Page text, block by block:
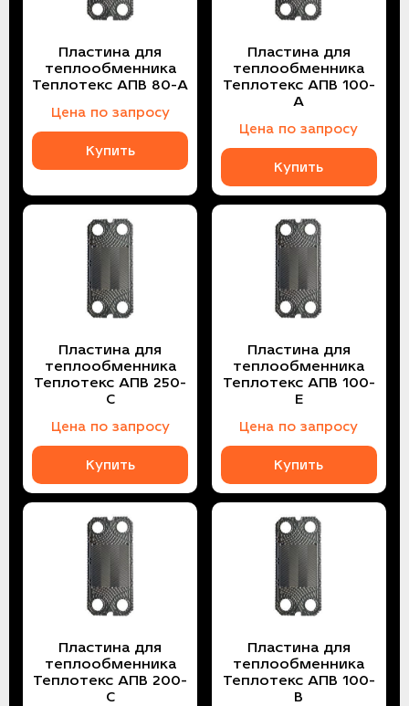
Пластина для
теплообменника
Теплотекс АПВ 80-A
Цена по запросу
Купить
Пластина для
теплообменника
Теплотекс АПВ 100-
А
Цена по запросу
Купить
Пластина для
теплообменника
Теплотекс АПВ 250-
C
Цена по запросу
Купить
Пластина для
теплообменника
Теплотекс АПВ 100-
E
Цена по запросу
Купить
Пластина для
теплообменника
Теплотекс АПВ 200-
C
Пластина для
теплообменника
Теплотекс АПВ 100-
B